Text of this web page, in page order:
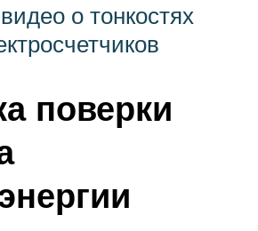
о тонкостях
поверки